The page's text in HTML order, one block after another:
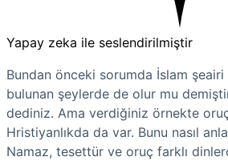
Yapay zeka ile seslendirilmiştir
Bundan önceki sorumda İslam
bulunan şeylerde de olur mu
dediniz. Ama verdiğiniz örnekte
Hristiyanlıkda da var. Bunu nasıl
Namaz, tesettür ve oruç farklı